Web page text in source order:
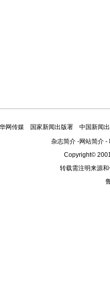
网传媒 国家新闻出版署
中国新闻
杂志简介-网站简介-
Copyright©
转载需注明来源